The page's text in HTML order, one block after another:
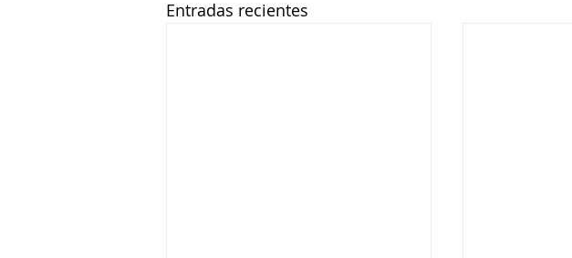
Entradas recientes